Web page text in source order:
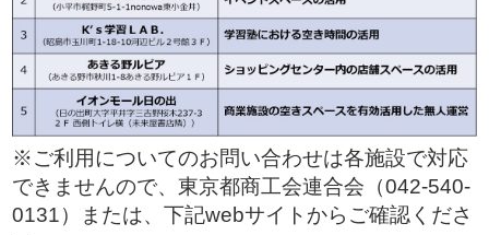
※ご利用についてのお問い合わせは各施設で対応
できませんので、東京都商工会連合会（042-540-
0131）または、下記webサイトからご確認くださ